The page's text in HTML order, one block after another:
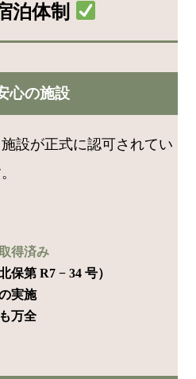
泊体制
心の施設
設が正式に認可されてい
得済み
保第 R7 − 34 号）
実施
万全